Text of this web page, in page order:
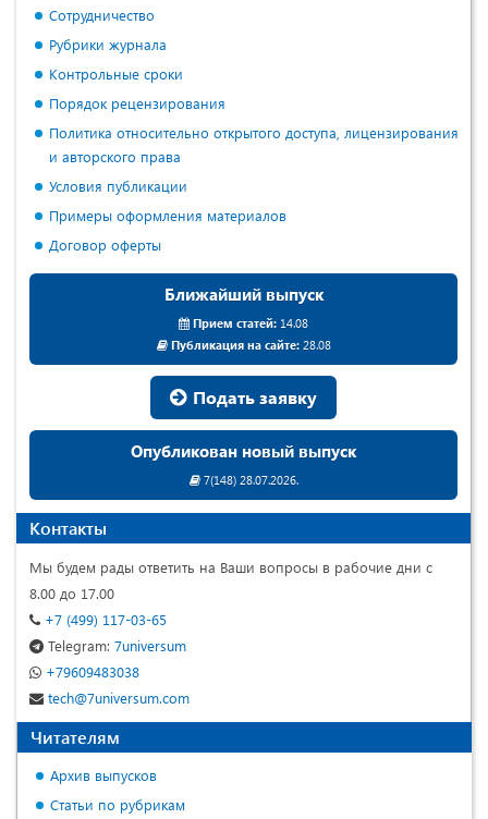
Сотрудничество
Рубрики журнала
Контрольные сроки
Порядок рецензирования
Политика относительно открытого доступа, лицензирования
и авторского права
Условия публикации
Примеры оформления материалов
Договор оферты
Ближайший выпуск
Прием статей: 14.08
Публикация на сайте:28.08
Подать заявку
Опубликован новый выпуск
7(148) 28.07.2026.
Контакты
Мы будем рады ответить на Ваши вопросы в рабочие дни с
8.00 до 17.00
+7 (499) 117-03-65
Telegram: 7universum
+79609483038
tech@7universum.com
Читателям
Архив выпусков
Статьи по рубрикам